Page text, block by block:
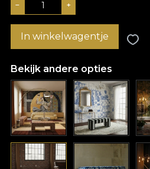
− +
In winkelwagentje
Bekijk andere opties